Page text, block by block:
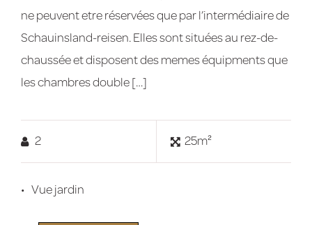
ne peuvent etre réservées que par l’intermédiaire de
Schauinsland-reisen. Elles sont situées au rez-de-
chaussée et disposent des memes équipments que
les chambres double […]
2 25m²
Vue jardin